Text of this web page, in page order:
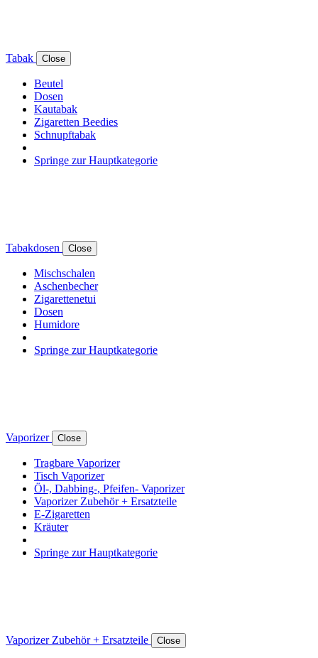
Tabak Close
Beutel
Dosen
Kautabak
Zigaretten Beedies
Schnupftabak
Springe zur Hauptkategorie
Tabakdosen Close
Mischschalen
Aschenbecher
Zigarettenetui
Dosen
Humidore
Springe zur Hauptkategorie
Vaporizer Close
Tragbare Vaporizer
Tisch Vaporizer
Öl-, Dabbing-, Pfeifen- Vaporizer
Vaporizer Zubehör + Ersatzteile
E-Zigaretten
Kräuter
Springe zur Hauptkategorie
Vaporizer Zubehör + Ersatzteile Close